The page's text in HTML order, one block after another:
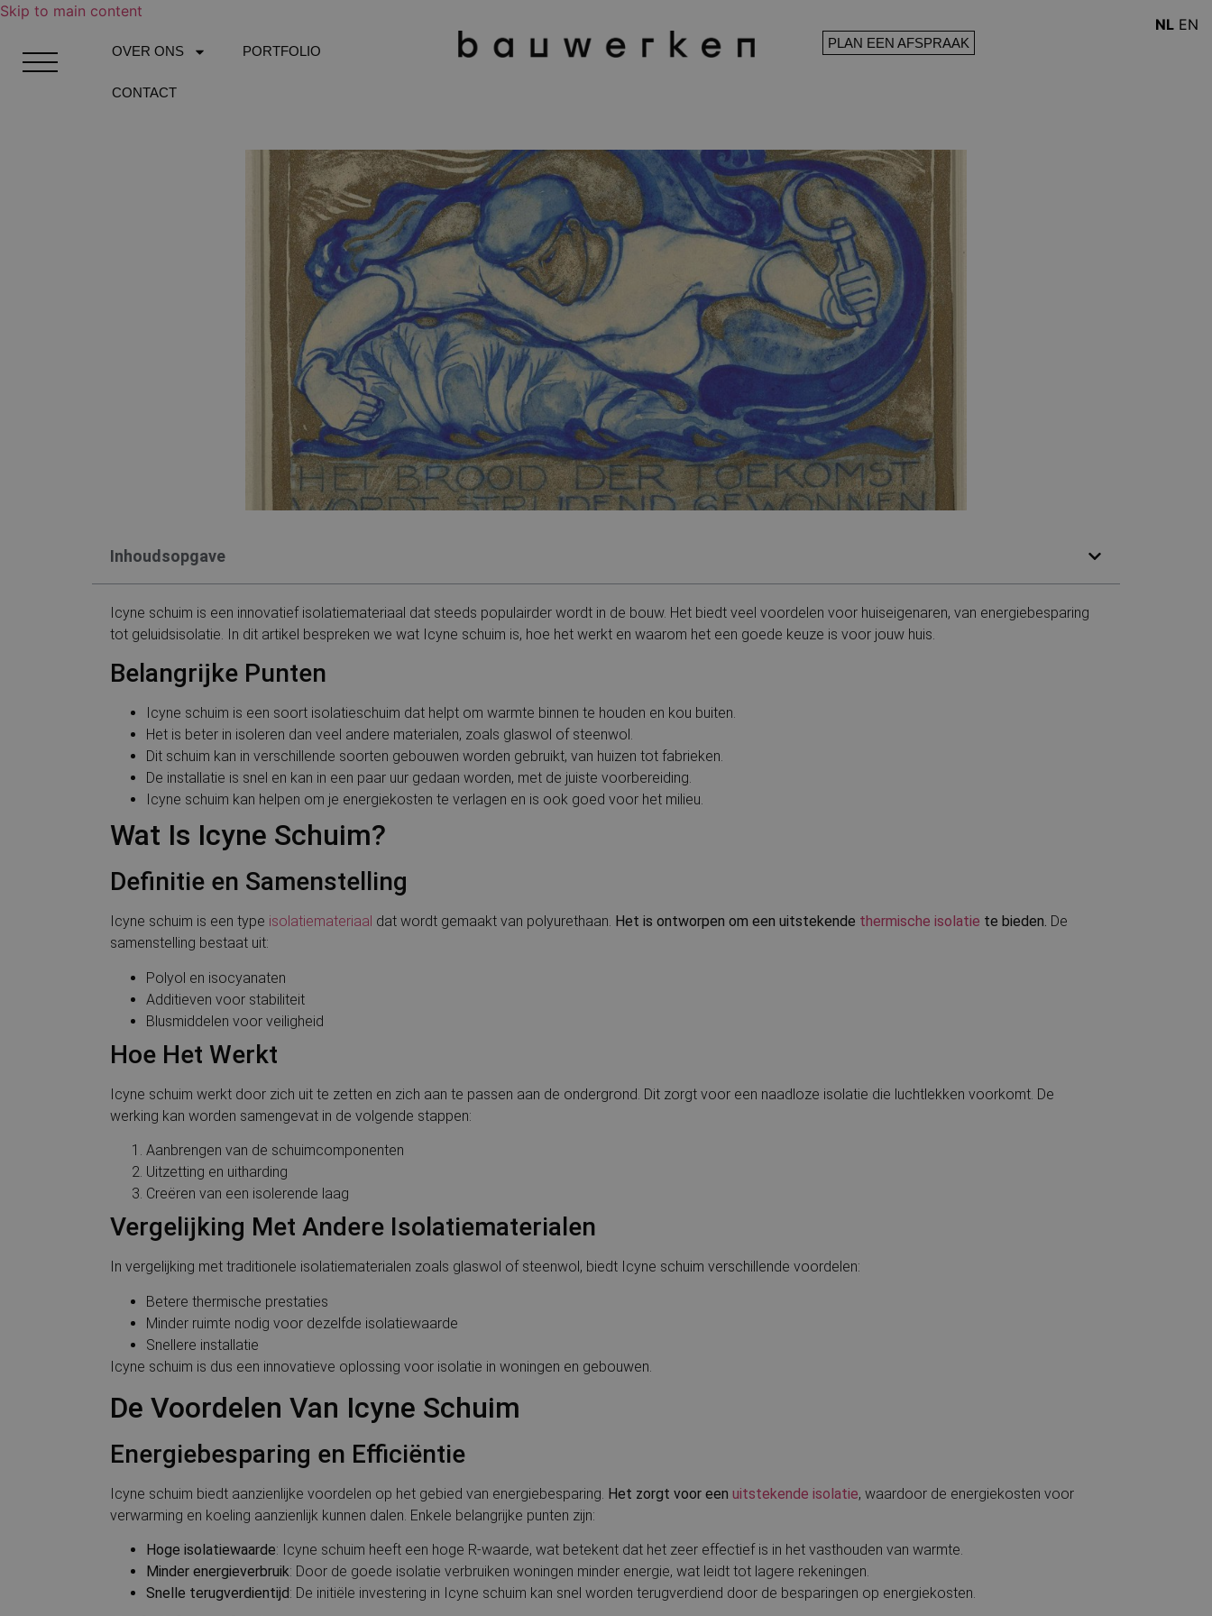
Skip to main content
OVER ONS PORTFOLIO
CONTACT
PLAN EEN AFSPRAAK
Inhoudsopgave
Icyne schuim is een innovatief isolatiemateriaal dat steeds populairder wordt in de bouw. Het biedt veel voordelen voor huiseigenaren, van energiebesparing
tot geluidsisolatie. In dit artikel bespreken we wat Icyne schuim is, hoe het werkt en waarom het een goede keuze is voor jouw huis.
Belangrijke Punten
Icyne schuim is een soort isolatieschuim dat helpt om warmte binnen te houden en kou buiten.
Het is beter in isoleren dan veel andere materialen, zoals glaswol of steenwol.
Dit schuim kan in verschillende soorten gebouwen worden gebruikt, van huizen tot fabrieken.
De installatie is snel en kan in een paar uur gedaan worden, met de juiste voorbereiding.
Icyne schuim kan helpen om je energiekosten te verlagen en is ook goed voor het milieu.
Wat Is Icyne Schuim?
Definitie en Samenstelling
Icyne schuim is een type isolatiemateriaal dat wordt gemaakt van polyurethaan. Het is ontworpen om een uitstekende thermische isolatie te bieden. De
samenstelling bestaat uit:
Polyol en isocyanaten
Additieven voor stabiliteit
Blusmiddelen voor veiligheid
Hoe Het Werkt
Icyne schuim werkt door zich uit te zetten en zich aan te passen aan de ondergrond. Dit zorgt voor een naadloze isolatie die luchtlekken voorkomt. De
werking kan worden samengevat in de volgende stappen:
Aanbrengen van de schuimcomponenten
Uitzetting en uitharding
Creëren van een isolerende laag
Vergelijking Met Andere Isolatiematerialen
In vergelijking met traditionele isolatiematerialen zoals glaswol of steenwol, biedt Icyne schuim verschillende voordelen:
Betere thermische prestaties
Minder ruimte nodig voor dezelfde isolatiewaarde
Snellere installatie
Icyne schuim is dus een innovatieve oplossing voor isolatie in woningen en gebouwen.
De Voordelen Van Icyne Schuim
Energiebesparing en Efficiëntie
Icyne schuim biedt aanzienlijke voordelen op het gebied van energiebesparing. Het zorgt voor een uitstekende isolatie, waardoor de energiekosten voor
verwarming en koeling aanzienlijk kunnen dalen. Enkele belangrijke punten zijn:
Hoge isolatiewaarde: Icyne schuim heeft een hoge R-waarde, wat betekent dat het zeer effectief is in het vasthouden van warmte.
Minder energieverbruik: Door de goede isolatie verbruiken woningen minder energie, wat leidt tot lagere rekeningen.
Snelle terugverdientijd: De initiële investering in Icyne schuim kan snel worden terugverdiend door de besparingen op energiekosten.
NL EN